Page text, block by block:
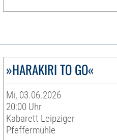
»HARAKIRI TO GO«
Mi, 03.06.2026
20:00 Uhr
Kabarett Leipziger
Pfeffermühle